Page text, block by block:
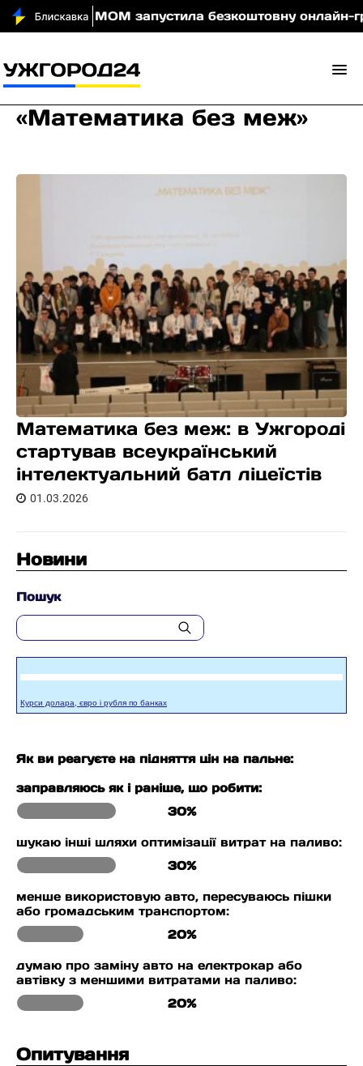
МОМ запустила безкоштовну онлайн-гру,
«Математика без меж»
Математика без меж: в Ужгороді
стартував всеукраїнський
інтелектуальний батл ліцеїстів
01.03.2026
Новини
Пошук
Курси долара, євро і рубля по банках
Як ви реагуєте на підняття цін на пальне:
заправляюсь як і раніше, що робити:
30%
шукаю інші шляхи оптимізації витрат на паливо:
30%
менше використовую авто, пересуваюсь пішки
або громадським транспортом:
20%
думаю про заміну авто на електрокар або
автівку з меншими витратами на паливо:
20%
Опитування